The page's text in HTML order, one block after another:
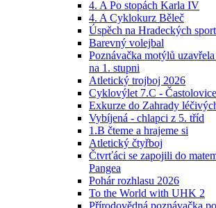
4. A Po stopách Karla IV
4. A Cyklokurz Běleč
Úspěch na Hradeckých
Barevný volejbal
Poznávačka motýlů
na 1. stupni
Atletický trojboj 2026
Cyklovýlet 7.C - Častolovice
Exkurze do Zahrady
Vybíjená - chlapci z 5. tříd
1.B čteme a hrajeme si
Atletický čtyřboj
Čtvrťáci se zapojili do
Pangea
Pohár rozhlasu 2026
To the World with UHK 2